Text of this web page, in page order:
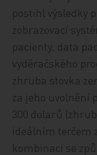
postihl výsledky
zobrazovací
pacienty, data
vyděračského
zhruba stovka
za jeho uvolnění
300 dolarů
ideálním terčem
kombinaci se